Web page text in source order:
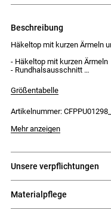
beschreibung
Häkeltop mit kurzen Ärmeln
- Häkeltop mit kurzen Ärmeln
- Rundhalsausschnitt
- Ton-in-Ton-Knöpfe
- Taillierter Schnitt
Größentabelle
Artikelnummer:
Mehr anzeigen
unsere verpflichtungen
materialpflege